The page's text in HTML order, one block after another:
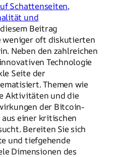
Schattenseiten,
und
Beitrag
weniger oft diskutierten
Neben den zahlreichen
Technologie
Seite der
Themen wie
Aktivitäten und die
der Bitcoin-
einer kritischen
Bereiten Sie sich
und tiefgehende
Dimensionen des